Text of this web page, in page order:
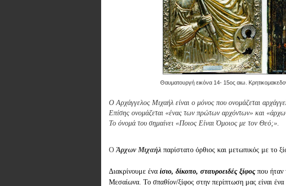
Θαυματουργή εικόνα 14- 15ος αιω.
Ο Αρχάγγελος Μιχαήλ είναι ο μόνος που ονομάζεται
Επίσης ονομάζεται «ένας των πρώτων αρχόντων» και
Το όνομά του σημαίνει «Ποιος Είναι Όμοιος με τον Θεό;».
Ο Άρχων Μιχαήλ παρίστατο όρθιος και μετωπικός με το
Διακρίνουμε ένα ίσιο, δίκοπο, σταυροειδές ξίφος που ήταν
Μεσαίωνα. Το σπαθίον/ξίφος στην περίπτωση μας είναι ένα